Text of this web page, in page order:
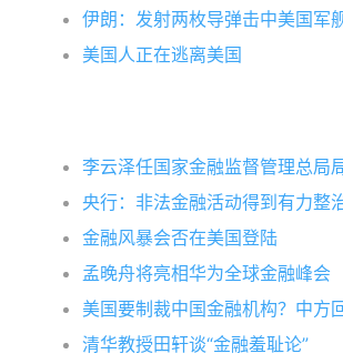
伊朗：发射两枚导弹击中美国军
美国人正在逃离美国
李云泽任国家金融监督管理总局
央行：非法金融活动得到有力整
金融风暴会否在美国登陆
孟晚舟将亮相华为全球金融峰会
美国要制裁中国金融机构？中方
清华教授田轩谈“金融羞耻论”